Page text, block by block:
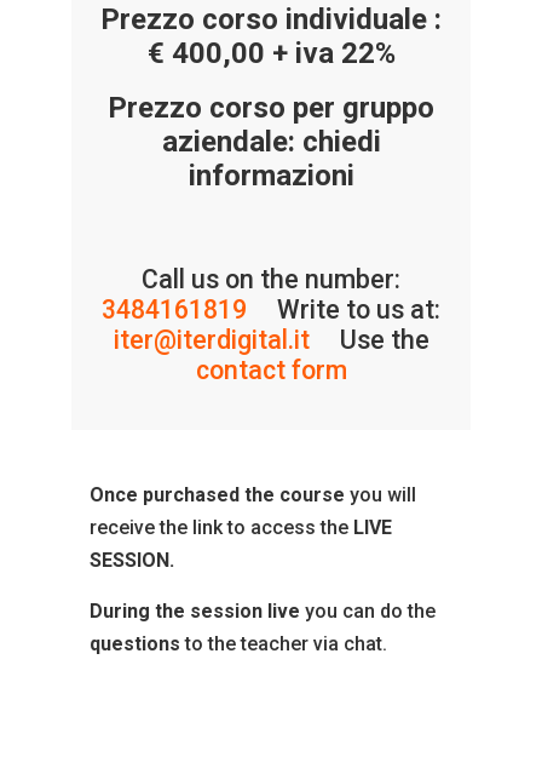
Prezzo corso individuale :
€ 400,00 + iva 22%
Prezzo corso per gruppo
aziendale: chiedi
informazioni
Call us on the number:
3484161819 Write to us at:
iter@iterdigital.itUse the
contact form
Once purchased the course you will
receive the link to access the LIVE
SESSION.
During the session live you can do the
questions to the teacher via chat.